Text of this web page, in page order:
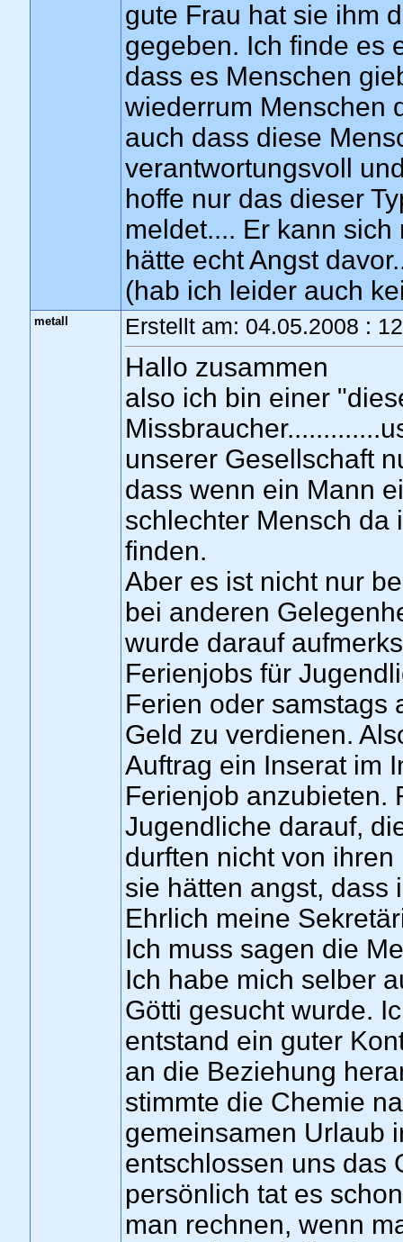
gute Frau hat sie ihm
gegeben. Ich finde es
dass es Menschen
wiederrum Menschen
auch dass diese
verantwortungsvoll
hoffe nur das dieser
meldet.... Er kann
hätte echt Angst
(hab ich leider auch
metall Erstellt am: 04.05.2008 :
Hallo zusammen
also ich bin einer
unserer Gesellschaft
dass wenn ein Mann
schlechter Mensch da
finden.
Aber es ist nicht nur
bei anderen
wurde darauf
Ferienjobs für
Ferien oder samstags
Geld zu verdienen.
Auftrag ein Inserat im
Ferienjob anzubieten.
Jugendliche darauf,
durften nicht von
sie hätten angst, dass
Ehrlich meine
Ich muss sagen die
Ich habe mich selber
Götti gesucht wurde.
entstand ein guter
an die Beziehung
stimmte die Chemie
gemeinsamen Urlaub
entschlossen uns das
persönlich tat es
man rechnen, wenn